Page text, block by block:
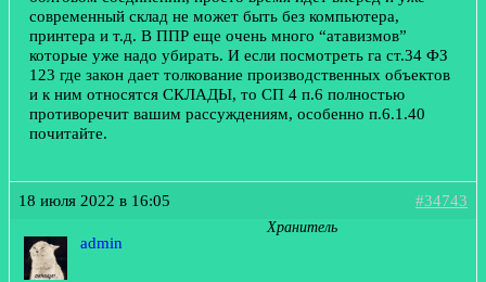
современный склад не может быть без компьютера,
принтера и т.д. В ППР еще очень много “атавизмов”
которые уже надо убирать. И если посмотреть га ст.34 ФЗ
123 где закон дает толкование производственных объектов
и к ним относятся СКЛАДЫ, то СП 4 п.6 полностью
противоречит вашим рассуждениям, особенно п.6.1.40
почитайте.
18 июля 2022 в 16:05 #34743
admin
Хранитель